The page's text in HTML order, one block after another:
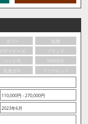
タワー
低層
デザイナーズ
ブランド
ペット可
SOHO可
礼金ゼロ
フリーレント
110,000円 - 270,000円
2023年6月